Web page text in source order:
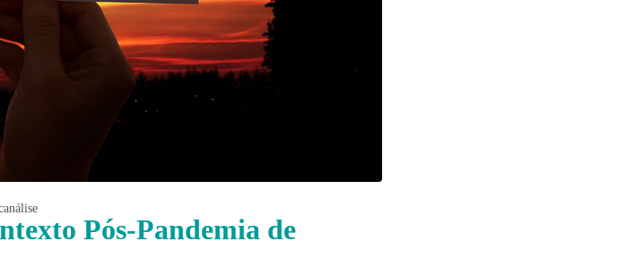
Pós-Pandemia de